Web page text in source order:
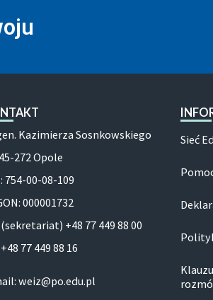
Kazimierza Sosnkowskiego
272 Opole
754-00-08-109
000001732
+48 77 449 88 00
77 449 88 16
weiz@po.edu.pl
Sieć